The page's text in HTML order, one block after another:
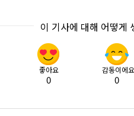
이 기사에 대해 어떻게
좋아요
0
감동이에요
0